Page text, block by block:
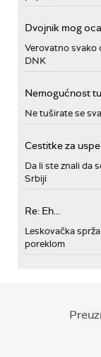
Dvojnik mog oca
Verovatno svako
DNK
Nemogućnost
Ne tuširate se
Cestitke za
Da li ste znali da
Srbiji
Re: Eh...
Leskovačka
poreklom